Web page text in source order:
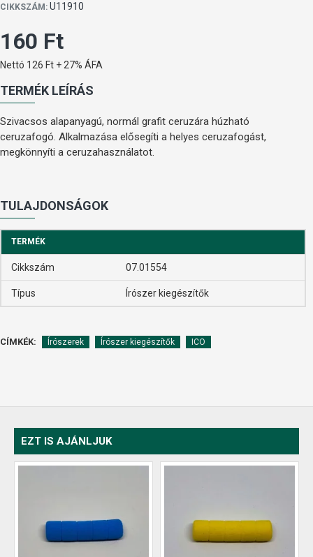
CIKKSZÁM: U11910
160 Ft
Nettó 126 Ft + 27% ÁFA
TERMÉK LEÍRÁS
Szivacsos alapanyagú, normál grafit ceruzára húzható
ceruzafogó. Alkalmazása elősegíti a helyes ceruzafogást,
megkönnyíti a ceruzahasználatot.
TULAJDONSÁGOK
TERMÉK
Cikkszám 07.01554
Típus Írószer kiegészítők
CÍMKÉK: Írószerek Írószer kiegészítők ICO
EZT IS AJÁNLJUK